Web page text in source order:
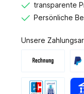
transparente
Persönliche
Unsere